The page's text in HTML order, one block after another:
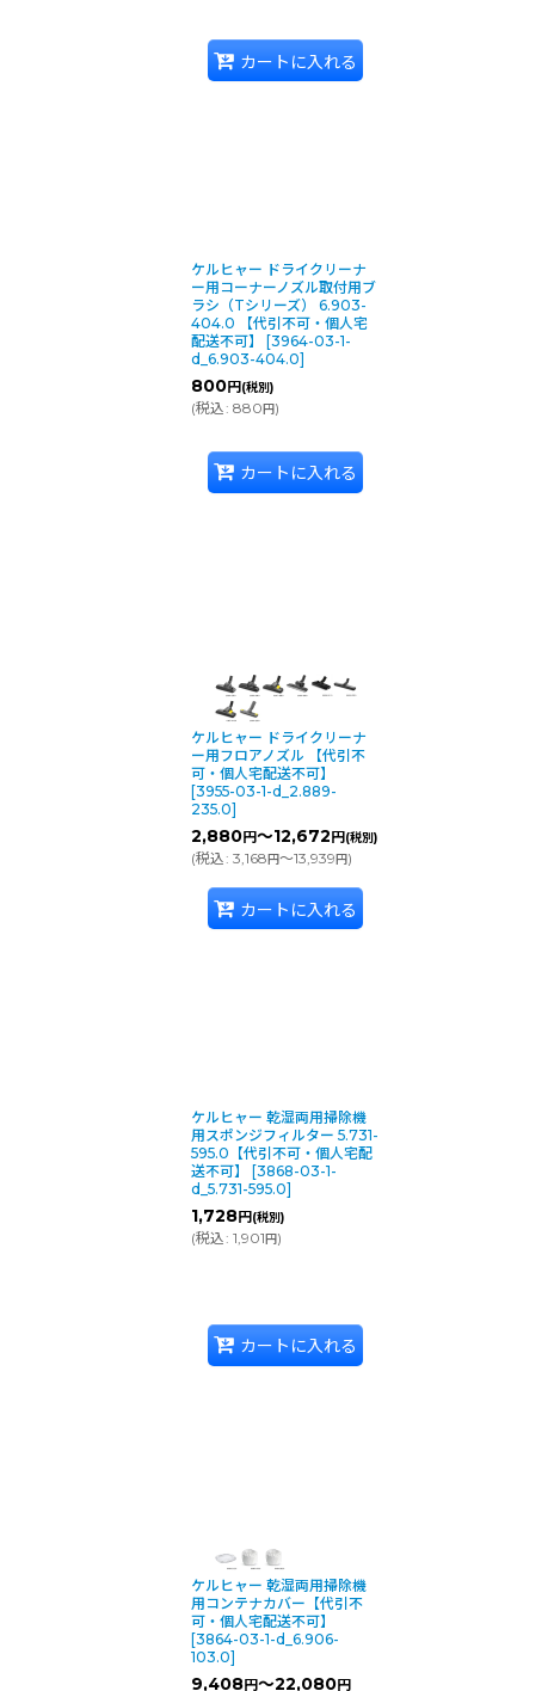
カートに入れる
ケルヒャー ドライクリーナ
ー用コーナーノズル取付用ブ
ラシ（Tシリーズ） 6.903-
404.0 【代引不可・個人宅
配送不可】
[3964-03-1-
d_6.903-404.0]
800円 (税別)
(税込: 880 円)
カートに入れる
ケルヒャー ドライクリーナ
ー用フロアノズル 【代引不
可・個人宅配送不可】
[3955-03-1-d_2.889-
235.0]
2,880円～12,672 円 (税別)
(税込: 3,168 円～13,939 円)
カートに入れる
ケルヒャー 乾湿両用掃除機
用スポンジフィルター 5.731-
595.0【代引不可・個人宅配
送不可】
[3868-03-1-
d_5.731-595.0]
1,728円 (税別)
(税込: 1,901 円)
カートに入れる
ケルヒャー 乾湿両用掃除機
用コンテナカバー【代引不
可・個人宅配送不可】
[3864-03-1-d_6.906-
103.0]
9,408円～22,080円